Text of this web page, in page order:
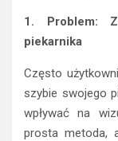
1. Problem:
piekarnika
Często
szybie swojego
wpływać na
prosta metoda,